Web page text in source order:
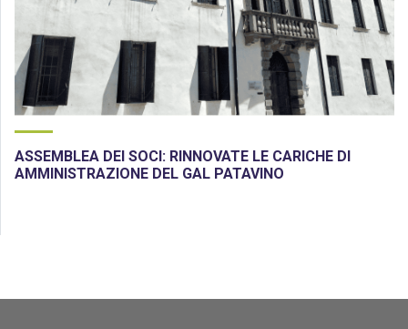
ASSEMBLEA DEI SOCI: RINNOVATE LE CARICHE DI
AMMINISTRAZIONE DEL GAL PATAVINO